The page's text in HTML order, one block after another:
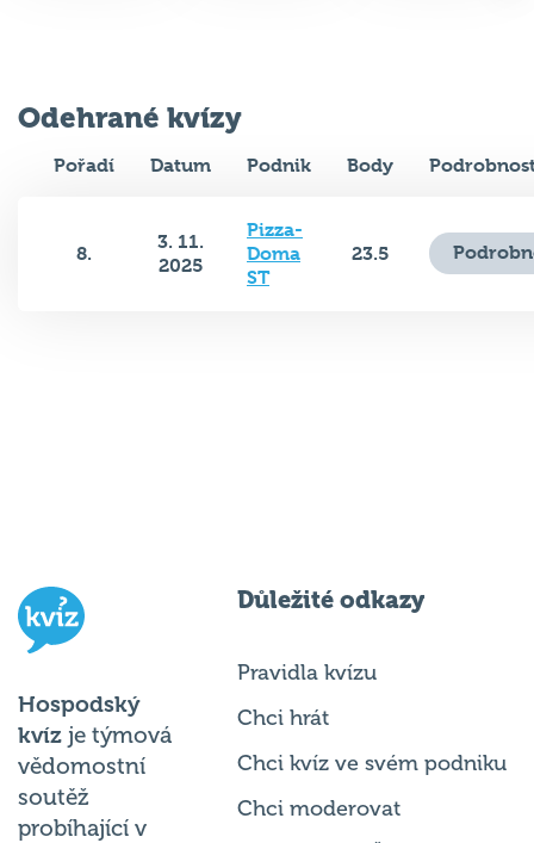
Odehrané kvízy
Pořadí Datum Podnik Body
8.
3. 11.
2025
Pizza-
Doma
ST
23.5
Hospodský
kvíz je týmová
vědomostní
soutěž
probíhající v
Důležité odkazy
Pravidla kvízu
Chci hrát
Chci kvíz ve svém podniku
Chci moderovat